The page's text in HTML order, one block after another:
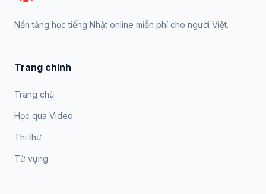
Nền tảng học tiếng Nhật online miễn phí cho người Việt.
Trang chính
Trang chủ
Học qua Video
Thi thử
Từ vựng